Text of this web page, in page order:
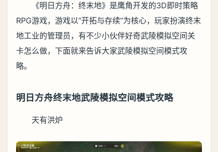
《明日方舟：终末地》是鹰角开发的3D即时策略
RPG游戏，游戏以“开拓与存续”为核心，玩家扮演终末
地工业的管理员，有不少小伙伴好奇武陵模拟空间关
卡怎么做，下面就来告诉大家武陵模拟空间模式攻
略。
明日方舟终末地武陵模拟空间模式攻略
天有洪炉